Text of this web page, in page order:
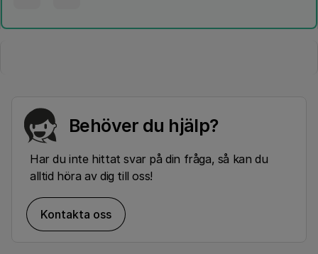
Behöver du hjälp?
Har du inte hittat svar på din fråga, så kan du
alltid höra av dig till oss!
Kontakta oss